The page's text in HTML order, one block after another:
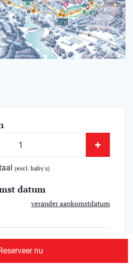
+
(excl. baby's)
datum
verander aankomstdatum
nu